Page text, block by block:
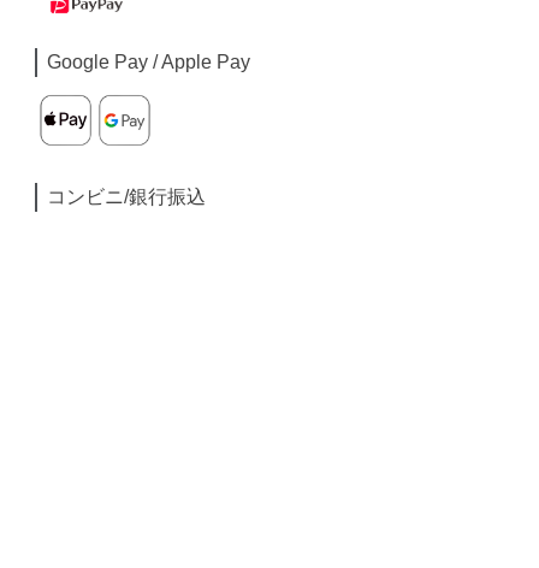
Google Pay / Apple Pay
コンビニ/銀行振込